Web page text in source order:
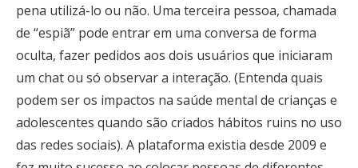
pena utilizá-lo ou não. Uma terceira pessoa, chamada
de “espiã” pode entrar em uma conversa de forma
oculta, fazer pedidos aos dois usuários que iniciaram
um chat ou só observar a interação. (Entenda quais
podem ser os impactos na saúde mental de crianças e
adolescentes quando são criados hábitos ruins no uso
das redes sociais). A plataforma existia desde 2009 e